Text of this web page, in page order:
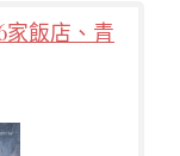
家飯店、青